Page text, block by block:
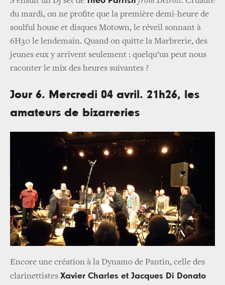
du mardi, on ne profite que la première demi-heure de
soulful house et disques Motown, le réveil sonnant à
6H30 le lendemain. Quand on quitte la Marbrerie, des
jeunes eux y arrivent seulement : quelqu’un peut nous
raconter le mix des heures suivantes ?
Jour 6. Mercredi 04 avril. 21h26, les
amateurs de bizarreries
Encore une création à la Dynamo de Pantin, celle des
clarinettistes Xavier Charles et Jacques Di Donato